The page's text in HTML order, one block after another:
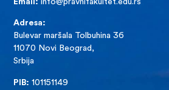
Email: info@pravnifakultet.edu.rs
Adresa:
Bulevar maršala Tolbuhina 36
11070 Novi Beograd,
Srbija
PIB: 101151149